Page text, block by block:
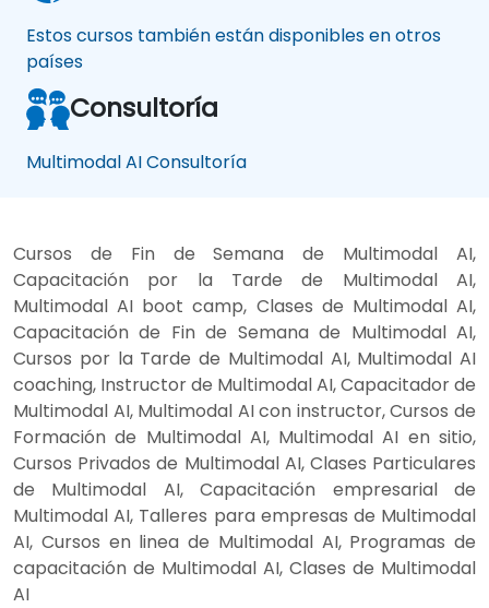
Estos cursos también están disponibles en otros
países
Consultoría
Multimodal AI Consultoría
Cursos de Fin de Semana de Multimodal AI,
Capacitación por la Tarde de Multimodal AI,
Multimodal AI boot camp, Clases de Multimodal AI,
Capacitación de Fin de Semana de Multimodal AI,
Cursos por la Tarde de Multimodal AI, Multimodal AI
coaching, Instructor de Multimodal AI, Capacitador de
Multimodal AI, Multimodal AI con instructor, Cursos de
Formación de Multimodal AI, Multimodal AI en sitio,
Cursos Privados de Multimodal AI, Clases Particulares
de Multimodal AI, Capacitación empresarial de
Multimodal AI, Talleres para empresas de Multimodal
AI, Cursos en linea de Multimodal AI, Programas de
capacitación de Multimodal AI, Clases de Multimodal
AI